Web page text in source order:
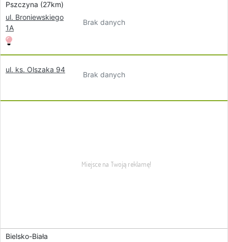
Pszczyna (27km)
ul. Broniewskiego
1A
Brak danych
ul. ks. Olszaka 94
Brak danych
Bielsko-Biała